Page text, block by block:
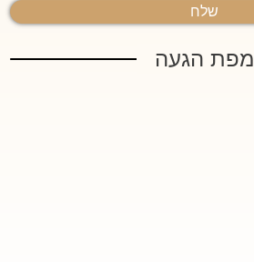
מפת הגעה